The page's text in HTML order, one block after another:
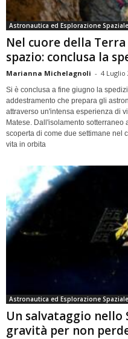
Astronautica ed Esplorazione Spaziale
Nel cuore della
spazio: conclusa la
Marianna Michelagnoli - 4 Luglio
Si è conclusa a fine giugno la
addestramento che prepara gli
attraverso un'intensa esperienza di
Matese. Dall'isolamento sotterraneo
scoperta di come due settimane nel
vita in orbita
Astronautica ed Esplorazione Spaziale
Un salvataggio nello
gravità per non